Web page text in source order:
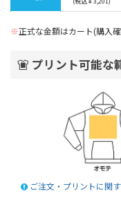
※正式な金額はカート(購入
プリント可能な
ご注文・プリントに関